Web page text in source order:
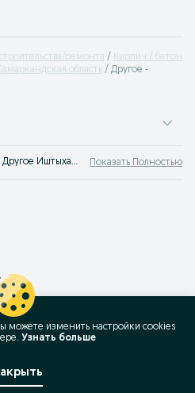
ремонта
Кирпич / бетон
область
Другое -
Лучшие предложения категории Другое Иштыхан. Большой выбор товаров и услуг по выгодным ценам на OLX! Множество предложений на OLX.uz! Показать Полностью
можете изменить настройки cookies
Узнать больше